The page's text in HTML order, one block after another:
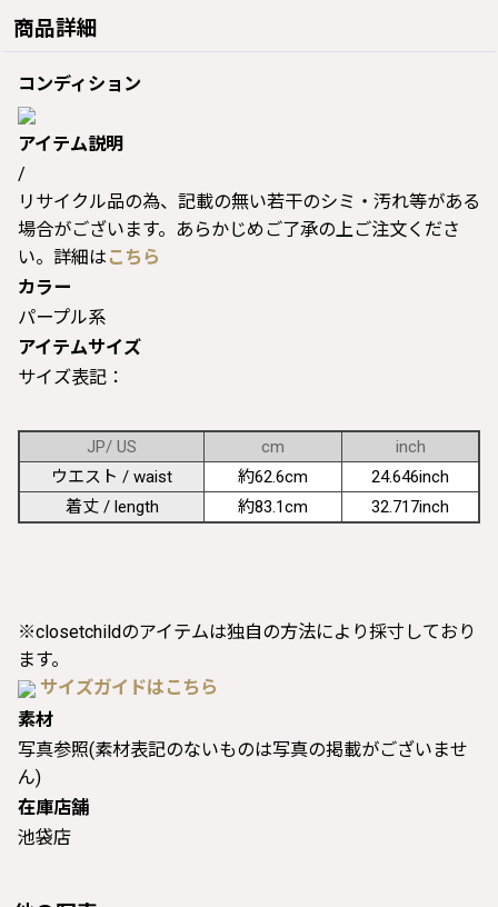
商品詳細
コンディション
アイテム説明
/
リサイクル品の為、記載の無い若干のシミ・汚れ等がある
場合がございます。あらかじめご了承の上ご注文くださ
い。詳細は こちら
カラー
パープル系
アイテムサイズ
サイズ表記：
JP/ US cm
inch
ウエスト / waist
約62.6cm
24.646inch
着丈 / length
約83.1cm 32.717inch
※closetchildのアイテムは独自の方法により採寸しており
ます。
サイズガイドはこちら
素材
写真参照(素材表記のないものは写真の掲載がございませ
ん)
在庫店舗
池袋店